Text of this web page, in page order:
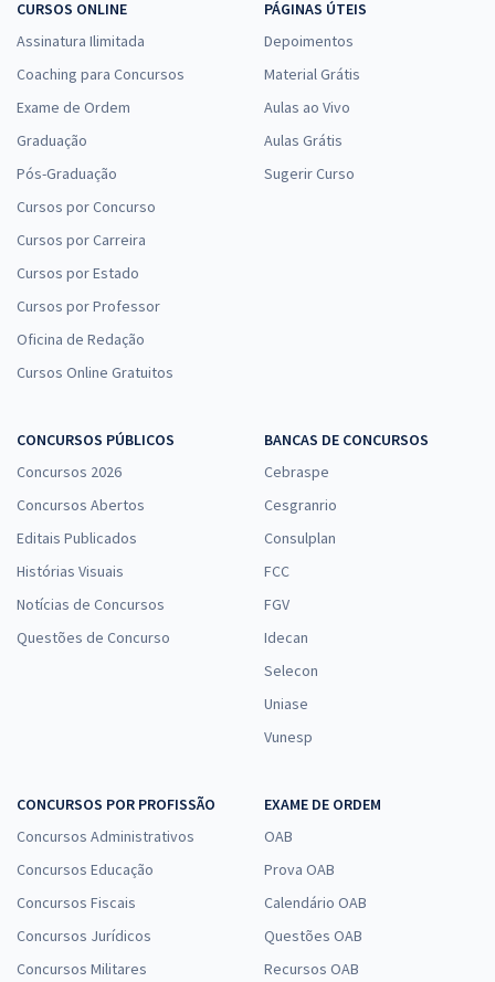
CURSOS ONLINE
Assinatura Ilimitada
Coaching para Concursos
Exame de Ordem
Graduação
Pós-Graduação
Cursos por Concurso
Cursos por Carreira
Cursos por Estado
Cursos por Professor
Oficina de Redação
Cursos Online Gratuitos
PÁGINAS ÚTEIS
Depoimentos
Material Grátis
Aulas ao Vivo
Aulas Grátis
Sugerir Curso
CONCURSOS PÚBLICOS
Concursos 2026
Concursos Abertos
Editais Publicados
Histórias Visuais
Notícias de Concursos
Questões de Concurso
BANCAS DE CONCURSOS
Cebraspe
Cesgranrio
Consulplan
FCC
FGV
Idecan
Selecon
Uniase
Vunesp
CONCURSOS POR PROFISSÃO
Concursos Administrativos
Concursos Educação
Concursos Fiscais
Concursos Jurídicos
Concursos Militares
EXAME DE ORDEM
OAB
Prova OAB
Calendário OAB
Questões OAB
Recursos OAB